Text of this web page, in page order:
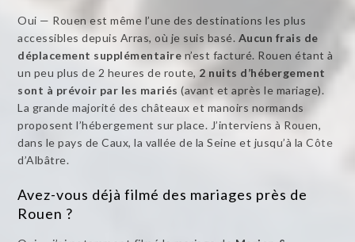
Oui — Rouen est même l’une des destinations les plus
accessibles depuis Arras, où je suis basé. Aucun frais de
déplacement supplémentaire n’est facturé. Rouen étant à
un peu plus de 2 heures de route, 2 nuits d’hébergement
sont à prévoir par les mariés (avant et après le mariage).
La grande majorité des châteaux et manoirs normands
proposent l’hébergement sur place. J’interviens à Rouen,
dans le pays de Caux, la vallée de la Seine et jusqu’à la Côte
d’Albâtre.
Avez-vous déjà filmé des mariages près de
Rouen ?